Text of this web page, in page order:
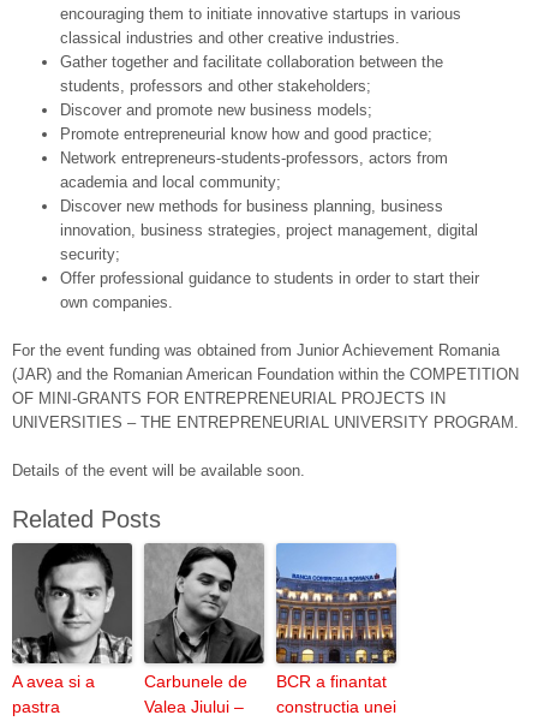
encouraging them to initiate innovative startups in various
classical industries and other creative industries.
Gather together and facilitate collaboration between the
students, professors and other stakeholders;
Discover and promote new business models;
Promote entrepreneurial know how and good practice;
Network entrepreneurs-students-professors, actors from
academia and local community;
Discover new methods for business planning, business
innovation, business strategies, project management, digital
security;
Offer professional guidance to students in order to start their
own companies.
For the event funding was obtained from Junior Achievement Romania
(JAR) and the Romanian American Foundation within the COMPETITION
OF MINI-GRANTS FOR ENTREPRENEURIAL PROJECTS IN
UNIVERSITIES – THE ENTREPRENEURIAL UNIVERSITY PROGRAM.
Details of the event will be available soon.
Related Posts
A avea si a
pastra
Carbunele de
Valea Jiului –
BCR a finantat
constructia unei